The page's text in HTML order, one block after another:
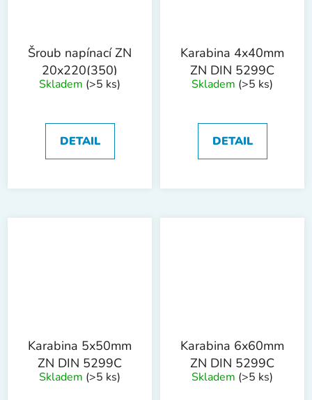
Šroub napínací ZN
20x220(350)
Skladem (>5 ks)
DETAIL
Karabina 4x40mm
ZN DIN 5299C
Skladem (>5 ks)
DETAIL
Karabina 5x50mm
ZN DIN 5299C
Skladem (>5 ks)
Karabina 6x60mm
ZN DIN 5299C
Skladem (>5 ks)